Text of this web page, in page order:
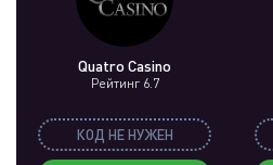
Quatro Casino
Рейтинг 6.7
КОД НЕ НУЖЕН